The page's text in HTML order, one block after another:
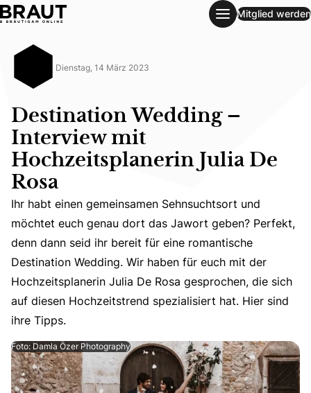
Destination Wedding – Interview mit Hochzeitsplanerin
Mitglied werden
Dienstag, 14 März 2023
Destination Wedding –
Interview mit
Hochzeitsplanerin Julia De
Rosa
Ihr habt einen gemeinsamen Sehnsuchtsort und
Ihr habt einen gemeinsamen Sehnsuchtsort und
möchtet euch genau dort das Jawort geben? Perfekt,
denn dann seid ihr bereit für eine romantische
Destination Wedding. Wir haben für euch mit der
Hochzeitsplanerin Julia De Rosa gesprochen, die sich
auf diesen Hochzeitstrend spezialisiert hat. Hier sind
ihre Tipps.
Foto: Damla Özer Photography